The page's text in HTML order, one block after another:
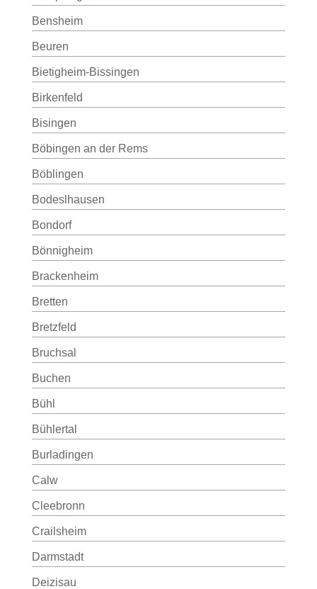
Bensheim
Beuren
Bietigheim-Bissingen
Birkenfeld
Bisingen
Böbingen an der Rems
Böblingen
Bodeslhausen
Bondorf
Bönnigheim
Brackenheim
Bretten
Bretzfeld
Bruchsal
Buchen
Bühl
Bühlertal
Burladingen
Calw
Cleebronn
Crailsheim
Darmstadt
Deizisau